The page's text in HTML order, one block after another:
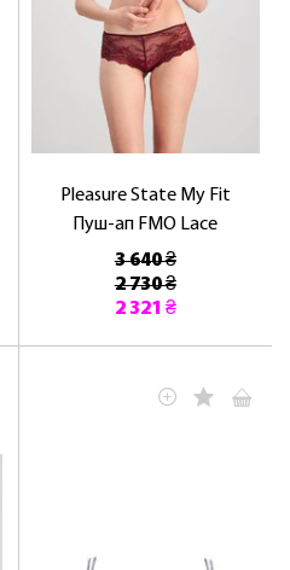
Pleasure State My Fit
Пуш-ап FMO Lace
3 640 ₴
2 730 ₴
2 321 ₴